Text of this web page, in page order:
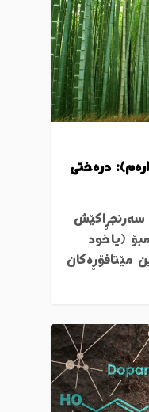
درەختی
سەرنجڕاکێش
(یاخود
مێتافۆڕەکان